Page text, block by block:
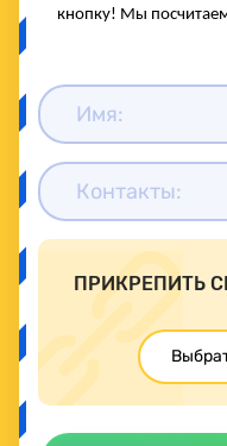
кнопку! Мы
ПРИКРЕПИТЬ